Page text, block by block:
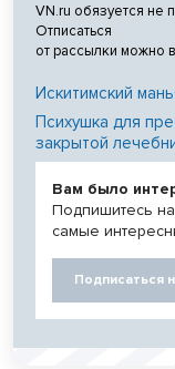
VN.ru обязуется не
Отписаться
от рассылки можно
Искитимский
Психушка для
закрытой
Вам было
Подпишитесь
самые
Подписаться